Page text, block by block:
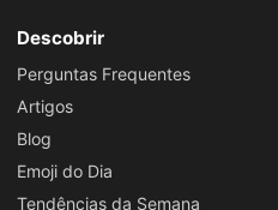
Descobrir
Perguntas Frequentes
Artigos
Blog
Emoji do Dia
Tendências da Semana